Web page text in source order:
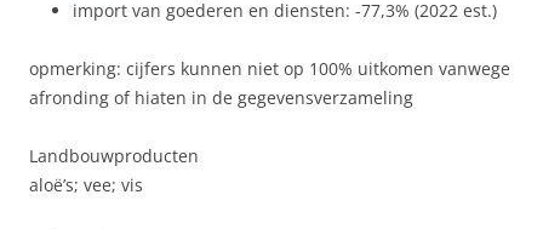
import van goederen en diensten: -77,3% (2022 est.)
opmerking: cijfers kunnen niet op 100% uitkomen vanwege
afronding of hiaten in de gegevensverzameling
Landbouwproducten
aloë’s; vee; vis